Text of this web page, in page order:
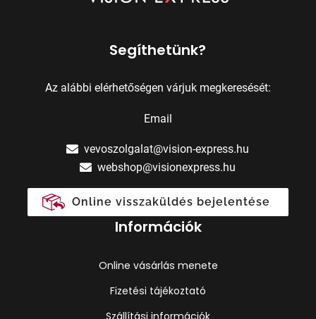
Segíthetünk?
Az alábbi elérhetőségen várjuk megkeresését:
Email
vevoszolgalat@vision-express.hu
webshop@visionexpress.hu
Online visszaküldés bejelentése
Információk
Online vásárlás menete
Fizetési tájékoztató
Szállítási információk